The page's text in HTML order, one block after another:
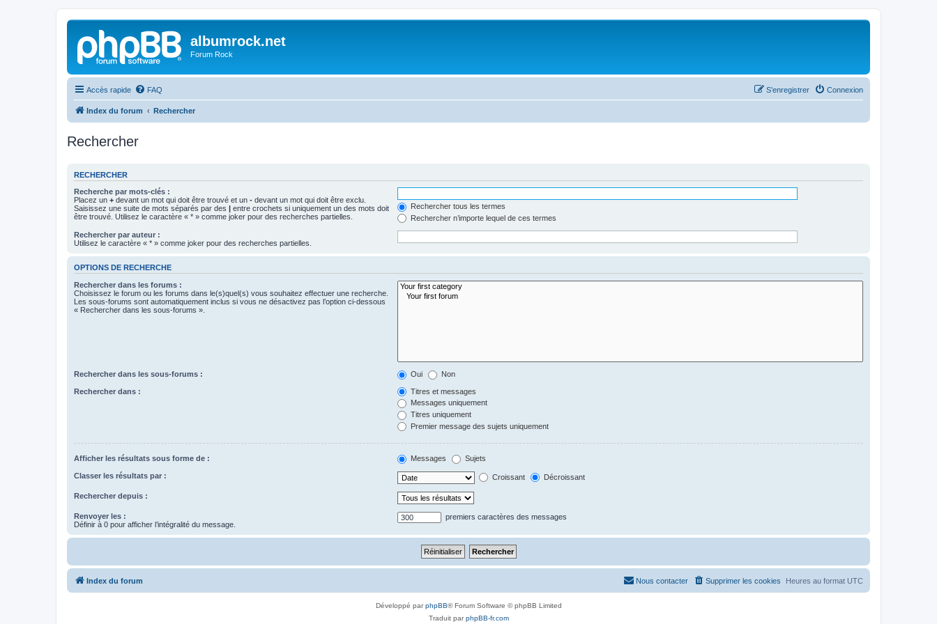
albumrock.net
Forum Rock
Accès rapide FAQ Connexion
S’enregistrer
Index du forum Rechercher
Rechercher
RECHERCHER
Recherche par mots-clés :
Placez un + devant un mot qui doit être trouvé et un - devant un mot qui doit être exclu.
Saisissez une suite de mots séparés par des | entre crochets si uniquement un des mots doit
être trouvé. Utilisez le caractère « * » comme joker pour des recherches partielles.
Rechercher tous les termes
Rechercher n’importe lequel de ces termes
Rechercher par auteur :
Utilisez le caractère « * » comme joker pour des recherches partielles.
OPTIONS DE RECHERCHE
Rechercher dans les forums :
Choisissez le forum ou les forums dans le(s)quel(s) vous souhaitez effectuer une recherche.
Les sous-forums sont automatiquement inclus si vous ne désactivez pas l’option ci-dessous
« Rechercher dans les sous-forums ».
Rechercher dans les sous-forums : Oui Non
Rechercher dans :
Titres et messages
Messages uniquement
Titres uniquement
Premier message des sujets uniquement
Afficher les résultats sous forme de : Messages Sujets
Classer les résultats par : Croissant Décroissant
Rechercher depuis :
Renvoyer les :
Définir à 0 pour afficher l’intégralité du message.
premiers caractères des messages
Index du forum Heures au format UTC
Supprimer les cookies
Nous contacter
Développé parphpBB® Forum Software © phpBB Limited
Traduit parphpBB-fr.com